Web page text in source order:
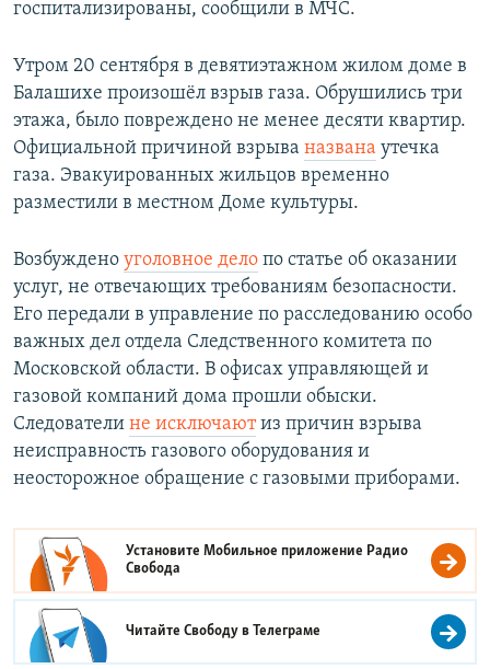
госпитализированы, сообщили в МЧС.
Утром 20 сентября в девятиэтажном жилом доме в
Балашихе произошёл взрыв газа. Обрушились три
этажа, было повреждено не менее десяти квартир.
Официальной причиной взрыва названа утечка
газа. Эвакуированных жильцов временно
разместили в местном Доме культуры.
Возбуждено уголовное дело по статье об оказании
услуг, не отвечающих требованиям безопасности.
Его передали в управление по расследованию особо
важных дел отдела Следственного комитета по
Московской области. В офисах управляющей и
газовой компаний дома прошли обыски.
Следователи не исключаютиз причин взрыва
неисправность газового оборудования и
неосторожное обращение с газовыми приборами.
Установите Мобильное приложение Радио
Свобода
Читайте Свободу вТелеграме